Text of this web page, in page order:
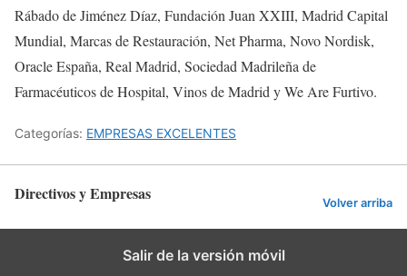
Rábado de Jiménez Díaz, Fundación Juan XXIII, Madrid Capital
Mundial, Marcas de Restauración, Net Pharma, Novo Nordisk,
Oracle España, Real Madrid, Sociedad Madrileña de
Farmacéuticos de Hospital, Vinos de Madrid y We Are Furtivo.
Categorías: EMPRESAS EXCELENTES
Directivos y Empresas Volver arriba
Salir de la versión móvil